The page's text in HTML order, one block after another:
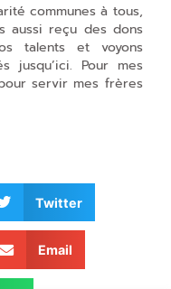
communes à tous,
aussi reçu des dons
talents et voyons
jusqu’ici. Pour mes
servir mes frères
Twitter
Email